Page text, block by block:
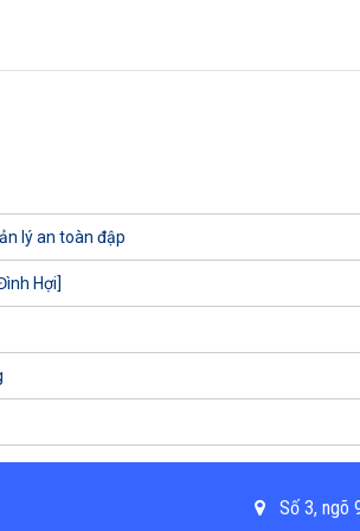
lý an toàn đập
Hợi]
Số 3, ngõ